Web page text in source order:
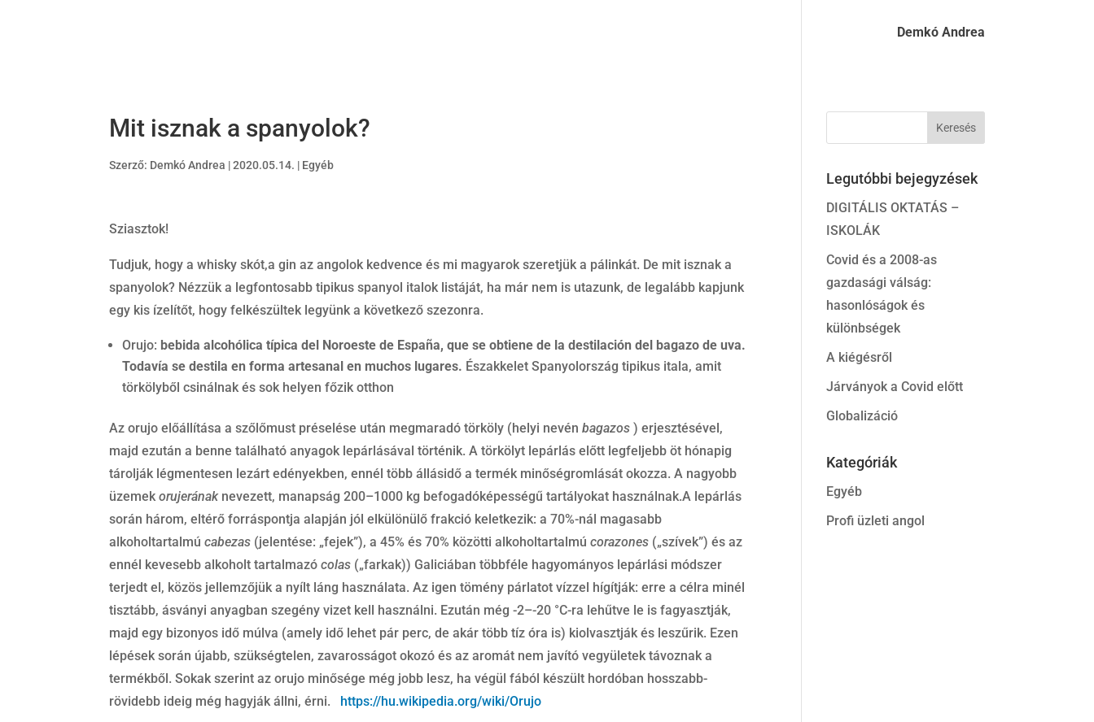
Demkó Andrea
Mit isznak a spanyolok?
Szerző: Demkó Andrea |2020.05.14. | Egyéb
Sziasztok!
Tudjuk, hogy a whisky skót,a gin az angolok kedvence és mi magyarok szeretjük a pálinkát. De mit isznak a
spanyolok? Nézzük a legfontosabb tipikus spanyol italok listáját, ha már nem is utazunk, de legalább kapjunk
egy kis ízelítőt, hogy felkészültek legyünk a következő szezonra.
Orujo: bebida alcohólica típica del Noroeste de España, que se obtiene de la destilación del bagazo de uva.
Todavía se destila en forma artesanal en muchos lugares. Északkelet Spanyolország tipikus itala, amit
törkölyből csinálnak és sok helyen főzik otthon
Az orujo előállítása a szőlőmust préselése után megmaradó törköly (helyi nevénbagazos ) erjesztésével,
majd ezután a benne található anyagok lepárlásával történik. A törkölyt lepárlás előtt legfeljebb öt hónapig
tárolják légmentesen lezárt edényekben, ennél több állásidő a termék minőségromlását okozza. A nagyobb
üzemekorujeránaknevezett, manapság 200–1000 kg befogadóképességű tartályokat használnak.A lepárlás
során három, eltérő forráspontja alapján jól elkülönülő frakció keletkezik: a 70%-nál magasabb
alkoholtartalmúcabezas (jelentése: „fejek”), a 45% és 70% közötti alkoholtartalmúcorazones („szívek”) és az
ennél kevesebb alkoholt tartalmazócolas („farkak)) Galiciában többféle hagyományos lepárlási módszer
terjedt el, közös jellemzőjük a nyílt láng használata. Az igen tömény párlatot vízzel hígítják: erre a célra minél
tisztább, ásványi anyagban szegény vizet kell használni. Ezután még -2–-20 °C-ra lehűtve le is fagyasztják,
majd egy bizonyos idő múlva (amely idő lehet pár perc, de akár több tíz óra is) kiolvasztják és leszűrik. Ezen
lépések során újabb, szükségtelen, zavarosságot okozó és az aromát nem javító vegyületek távoznak a
termékből. Sokak szerint az orujo minősége még jobb lesz, ha végül fából készült hordóban hosszabb-
rövidebb ideig még hagyják állni, érni. https://hu.wikipedia.org/wiki/Orujo
Legutóbbi bejegyzések
DIGITÁLIS OKTATÁS –
ISKOLÁK
Covid és a 2008-as
gazdasági válság:
hasonlóságok és
különbségek
A kiégésről
Járványok a Covid előtt
Globalizáció
Kategóriák
Egyéb
Profi üzleti angol